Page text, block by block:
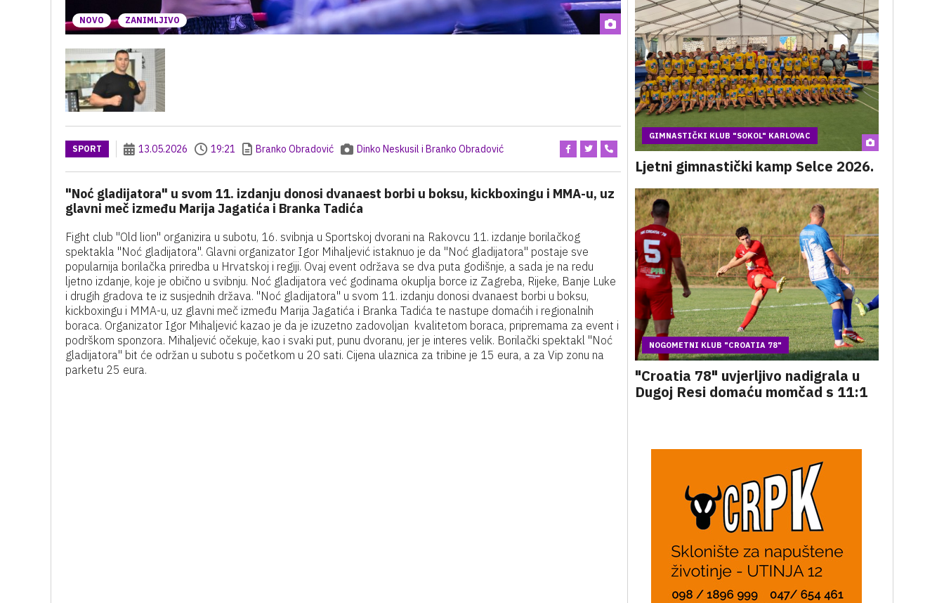
NOVO ZANIMLJIVO
SPORT 13.05.2026 19:21 Branko Obradović Dinko Neskusil i Branko Obradović
"Noć gladijatora" u svom 11. izdanju donosi dvanaest borbi u boksu, kickboxingu i MMA-u, uz
glavni meč između Marija Jagatića i Branka Tadića
Fight club "Old lion" organizira u subotu, 16. svibnja u Sportskoj dvorani na Rakovcu 11. izdanje borilačkog
spektakla "Noć gladijatora". Glavni organizator Igor Mihaljević istaknuo je da "Noć gladijatora" postaje sve
popularnija borilačka priredba u Hrvatskoj i regiji. Ovaj event održava se dva puta godišnje, a sada je na redu
ljetno izdanje, koje je obično u svibnju. Noć gladijatora već godinama okuplja borce iz Zagreba, Rijeke, Banje Luke
i drugih gradova te iz susjednih država. "Noć gladijatora" u svom 11. izdanju donosi dvanaest borbi u boksu,
kickboxingu i MMA-u, uz glavni meč između Marija Jagatića i Branka Tadića te nastupe domaćih i regionalnih
boraca. Organizator Igor Mihaljević kazao je da je izuzetno zadovoljan kvalitetom boraca, pripremama za event i
podrškom sponzora. Mihaljević očekuje, kao i svaki put, punu dvoranu, jer je interes velik. Borilački spektakl "Noć
gladijatora" bit će održan u subotu s početkom u 20 sati. Cijena ulaznica za tribine je 15 eura, a za Vip zonu na
parketu 25 eura.
GIMNASTIČKI KLUB "SOKOL" KARLOVAC
Ljetni gimnastički kamp Selce 2026.
NOGOMETNI KLUB "CROATIA 78"
"Croatia 78" uvjerljivo nadigrala u
Dugoj Resi domaću momčad s 11:1